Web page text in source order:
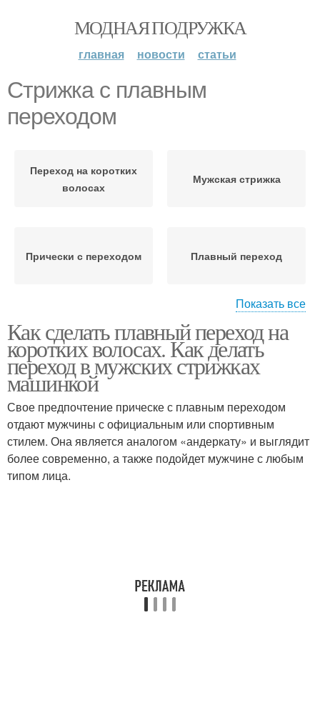
МОДНАЯ ПОДРУЖКА
главная новости статьи
Стрижка с плавным
переходом
Переход на коротких
волосах
Мужская стрижка
Прически с переходом Плавный переход
Переход с нуля Дымчатый переход
Резкий переход Бархатный переход
Показать все
Как сделать плавный переход на
коротких волосах. Как делать
переход в мужских стрижках
машинкой
Свое предпочтение прическе с плавным переходом
отдают мужчины с официальным или спортивным
стилем. Она является аналогом «андеркату» и выглядит
более современно, а также подойдет мужчине с любым
типом лица.